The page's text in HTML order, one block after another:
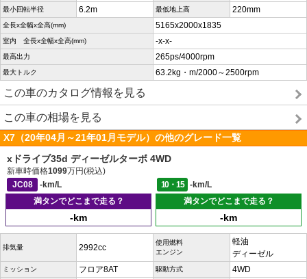
最小回転半径 6.2m 最低地上高 220mm
全長x全幅x全高(mm) 5165x2000x1835
室内 全長x全幅x全高(mm) -x-x-
最高出力 265ps/4000rpm
最大トルク 63.2kg・m/2000～2500rpm
この車のカタログ情報を見る
この車の相場を見る
X7（20年04月～21年01月モデル）の他のグレード一覧
xドライブ35d ディーゼルターボ 4WD
新車時価格1099万円(税込)
JC08
-km/L 10・15
-km/L
満タンでどこまで走る？
-km
満タンでどこまで走る？
-km
排気量 2992cc
使用燃料
エンジン
軽油
ディーゼル
ミッション フロア8AT 駆動方式 4WD